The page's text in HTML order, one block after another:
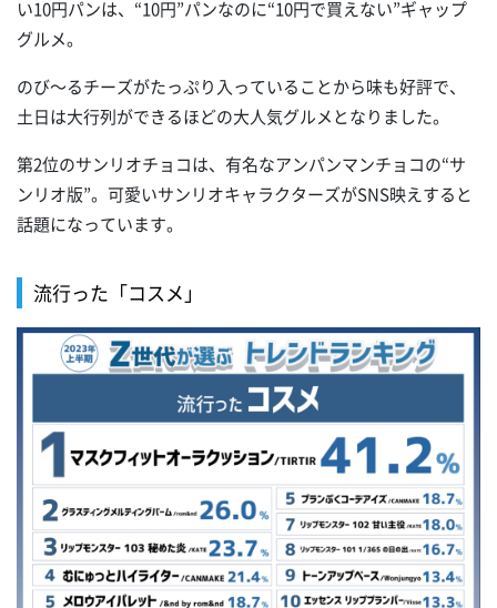
い10円パンは、“10円”パンなのに“10円で買えない”ギャップ
グルメ。
のび～るチーズがたっぷり入っていることから味も好評で、
土日は大行列ができるほどの大人気グルメとなりました。
第2位のサンリオチョコは、有名なアンパンマンチョコの“サ
ンリオ版”。可愛いサンリオキャラクターズがSNS映えすると
話題になっています。
流行った「コスメ」